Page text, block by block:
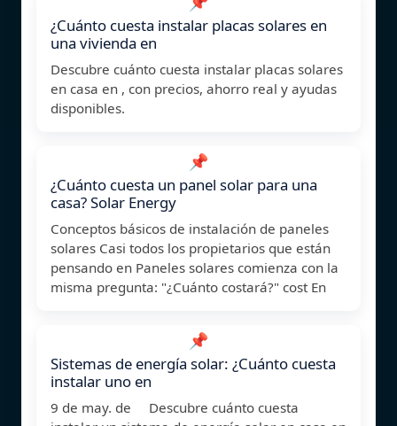
¿Cuánto cuesta instalar placas solares en
una vivienda en
Descubre cuánto cuesta instalar placas solares
en casa en , con precios, ahorro real y ayudas
disponibles.
📌
¿Cuánto cuesta un panel solar para una
casa? Solar Energy
Conceptos básicos de instalación de paneles
solares Casi todos los propietarios que están
pensando en Paneles solares comienza con la
misma pregunta: "¿Cuánto costará?" cost En
📌
Sistemas de energía solar: ¿Cuánto cuesta
instalar uno en
9 de may. de Descubre cuánto cuesta